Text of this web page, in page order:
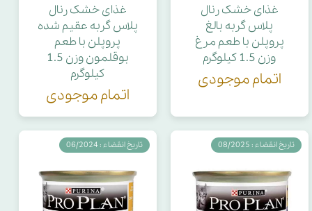
غذای خشک رنال
پلاس گربه بالغ
پروپلن با طعم مرغ
وزن 1.5 کیلوگرم
اتمام موجودی
غذای خشک رنال
پلاس گربه عقیم شده
پروپلن با طعم
بوقلمون وزن 1.5
کیلوگرم
اتمام موجودی
تاریخ انقضاء : 08/2025 تاریخ انقضاء : 06/2024